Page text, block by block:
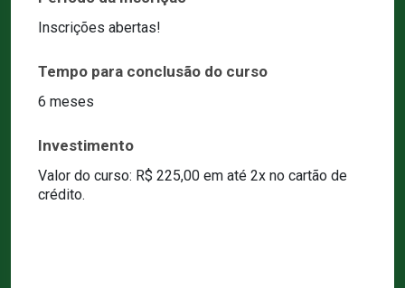
Inscrições abertas!
Tempo para conclusão do curso
6 meses
Investimento
Valor do curso: R$ 225,00 em até 2x no cartão de
crédito.